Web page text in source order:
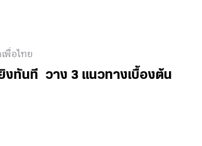
พื่อไทย
งทันที วาง 3 แนวทางเบื้องต้น